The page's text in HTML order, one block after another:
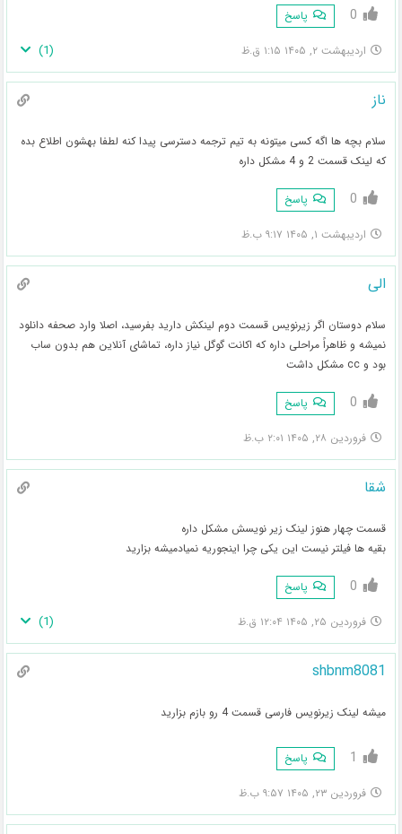
0 پاسخ
اردیبهشت ۲, ۱۴۰۵ ۱:۱۵ ق.ظ (
1
)
ناز
سلام بچه ها اگه کسی میتونه به تیم ترجمه دسترسی پیدا کنه لطفا بهشون اطلاع بده
که لینک قسمت 2 و 4 مشکل داره
0 پاسخ
اردیبهشت ۱, ۱۴۰۵ ۹:۱۷ ب.ظ
الی
سلام دوستان اگر زیرنویس قسمت دوم لینکش دارید بفرسید، اصلا وارد صحفه دانلود
نمیشه و ظاهراً مراحلی داره که اکانت گوگل نیاز داره، تماشای آنلاین هم بدون ساب
بود و cc مشکل داشت
0 پاسخ
فروردین ۲۸, ۱۴۰۵ ۲:۰۱ ب.ظ
شقا
قسمت چهار هنوز لینک زیر نویسش مشکل داره
بقیه ها فیلتر نیست این یکی چرا اینجوریه نمیادمیشه بزارید
0 پاسخ
فروردین ۲۵, ۱۴۰۵ ۱۲:۰۴ ق.ظ (
1
)
shbnm8081
میشه لینک زیرنویس فارسی قسمت 4 رو بازم بزارید
1 پاسخ
فروردین ۲۳, ۱۴۰۵ ۹:۵۷ ب.ظ